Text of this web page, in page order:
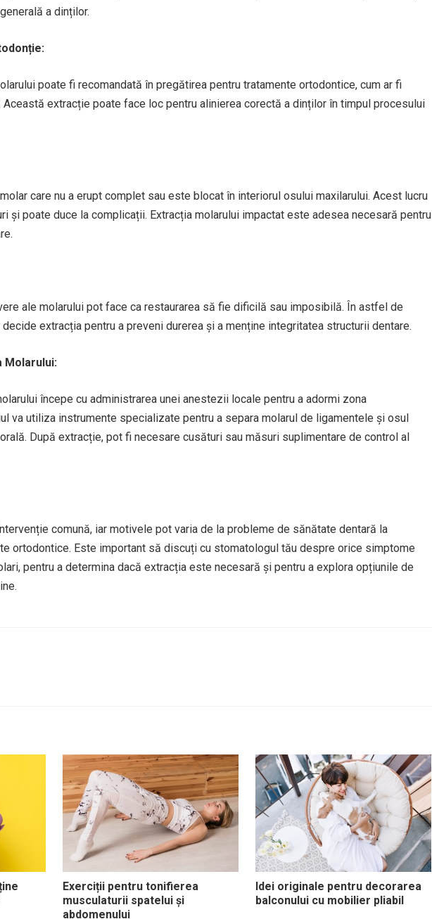
a dinților.
poate fi recomandată în pregătirea pentru tratamente ortodontice, cum ar fi
Această extracție poate face loc pentru alinierea corectă a dinților în timpul procesului
care nu a erupt complet sau este blocat în interiorul osului maxilarului. Acest lucru
și poate duce la complicații. Extracția molarului impactat este adesea necesară pentru
ale molarului pot face ca restaurarea să fie dificilă sau imposibilă. În astfel de
extracția pentru a preveni durerea și a menține integritatea structurii dentare.
Molarului:
începe cu administrarea unei anestezii locale pentru a adormi zona
va utiliza instrumente specializate pentru a separa molarul de ligamentele și osul
După extracție, pot fi necesare cusături sau măsuri suplimentare de control al
comună, iar motivele pot varia de la probleme de sănătate dentară la
ortodontice. Este important să discuți cu stomatologul tău despre orice simptome
pentru a determina dacă extracția este necesară și pentru a explora opțiunile de
Exerciții pentru tonifierea
musculaturii spatelui și
abdomenului
Idei originale pentru decorarea
balconului cu mobilier pliabil